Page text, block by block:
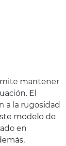
mantener
El
a la rugosidad
modelo de
en